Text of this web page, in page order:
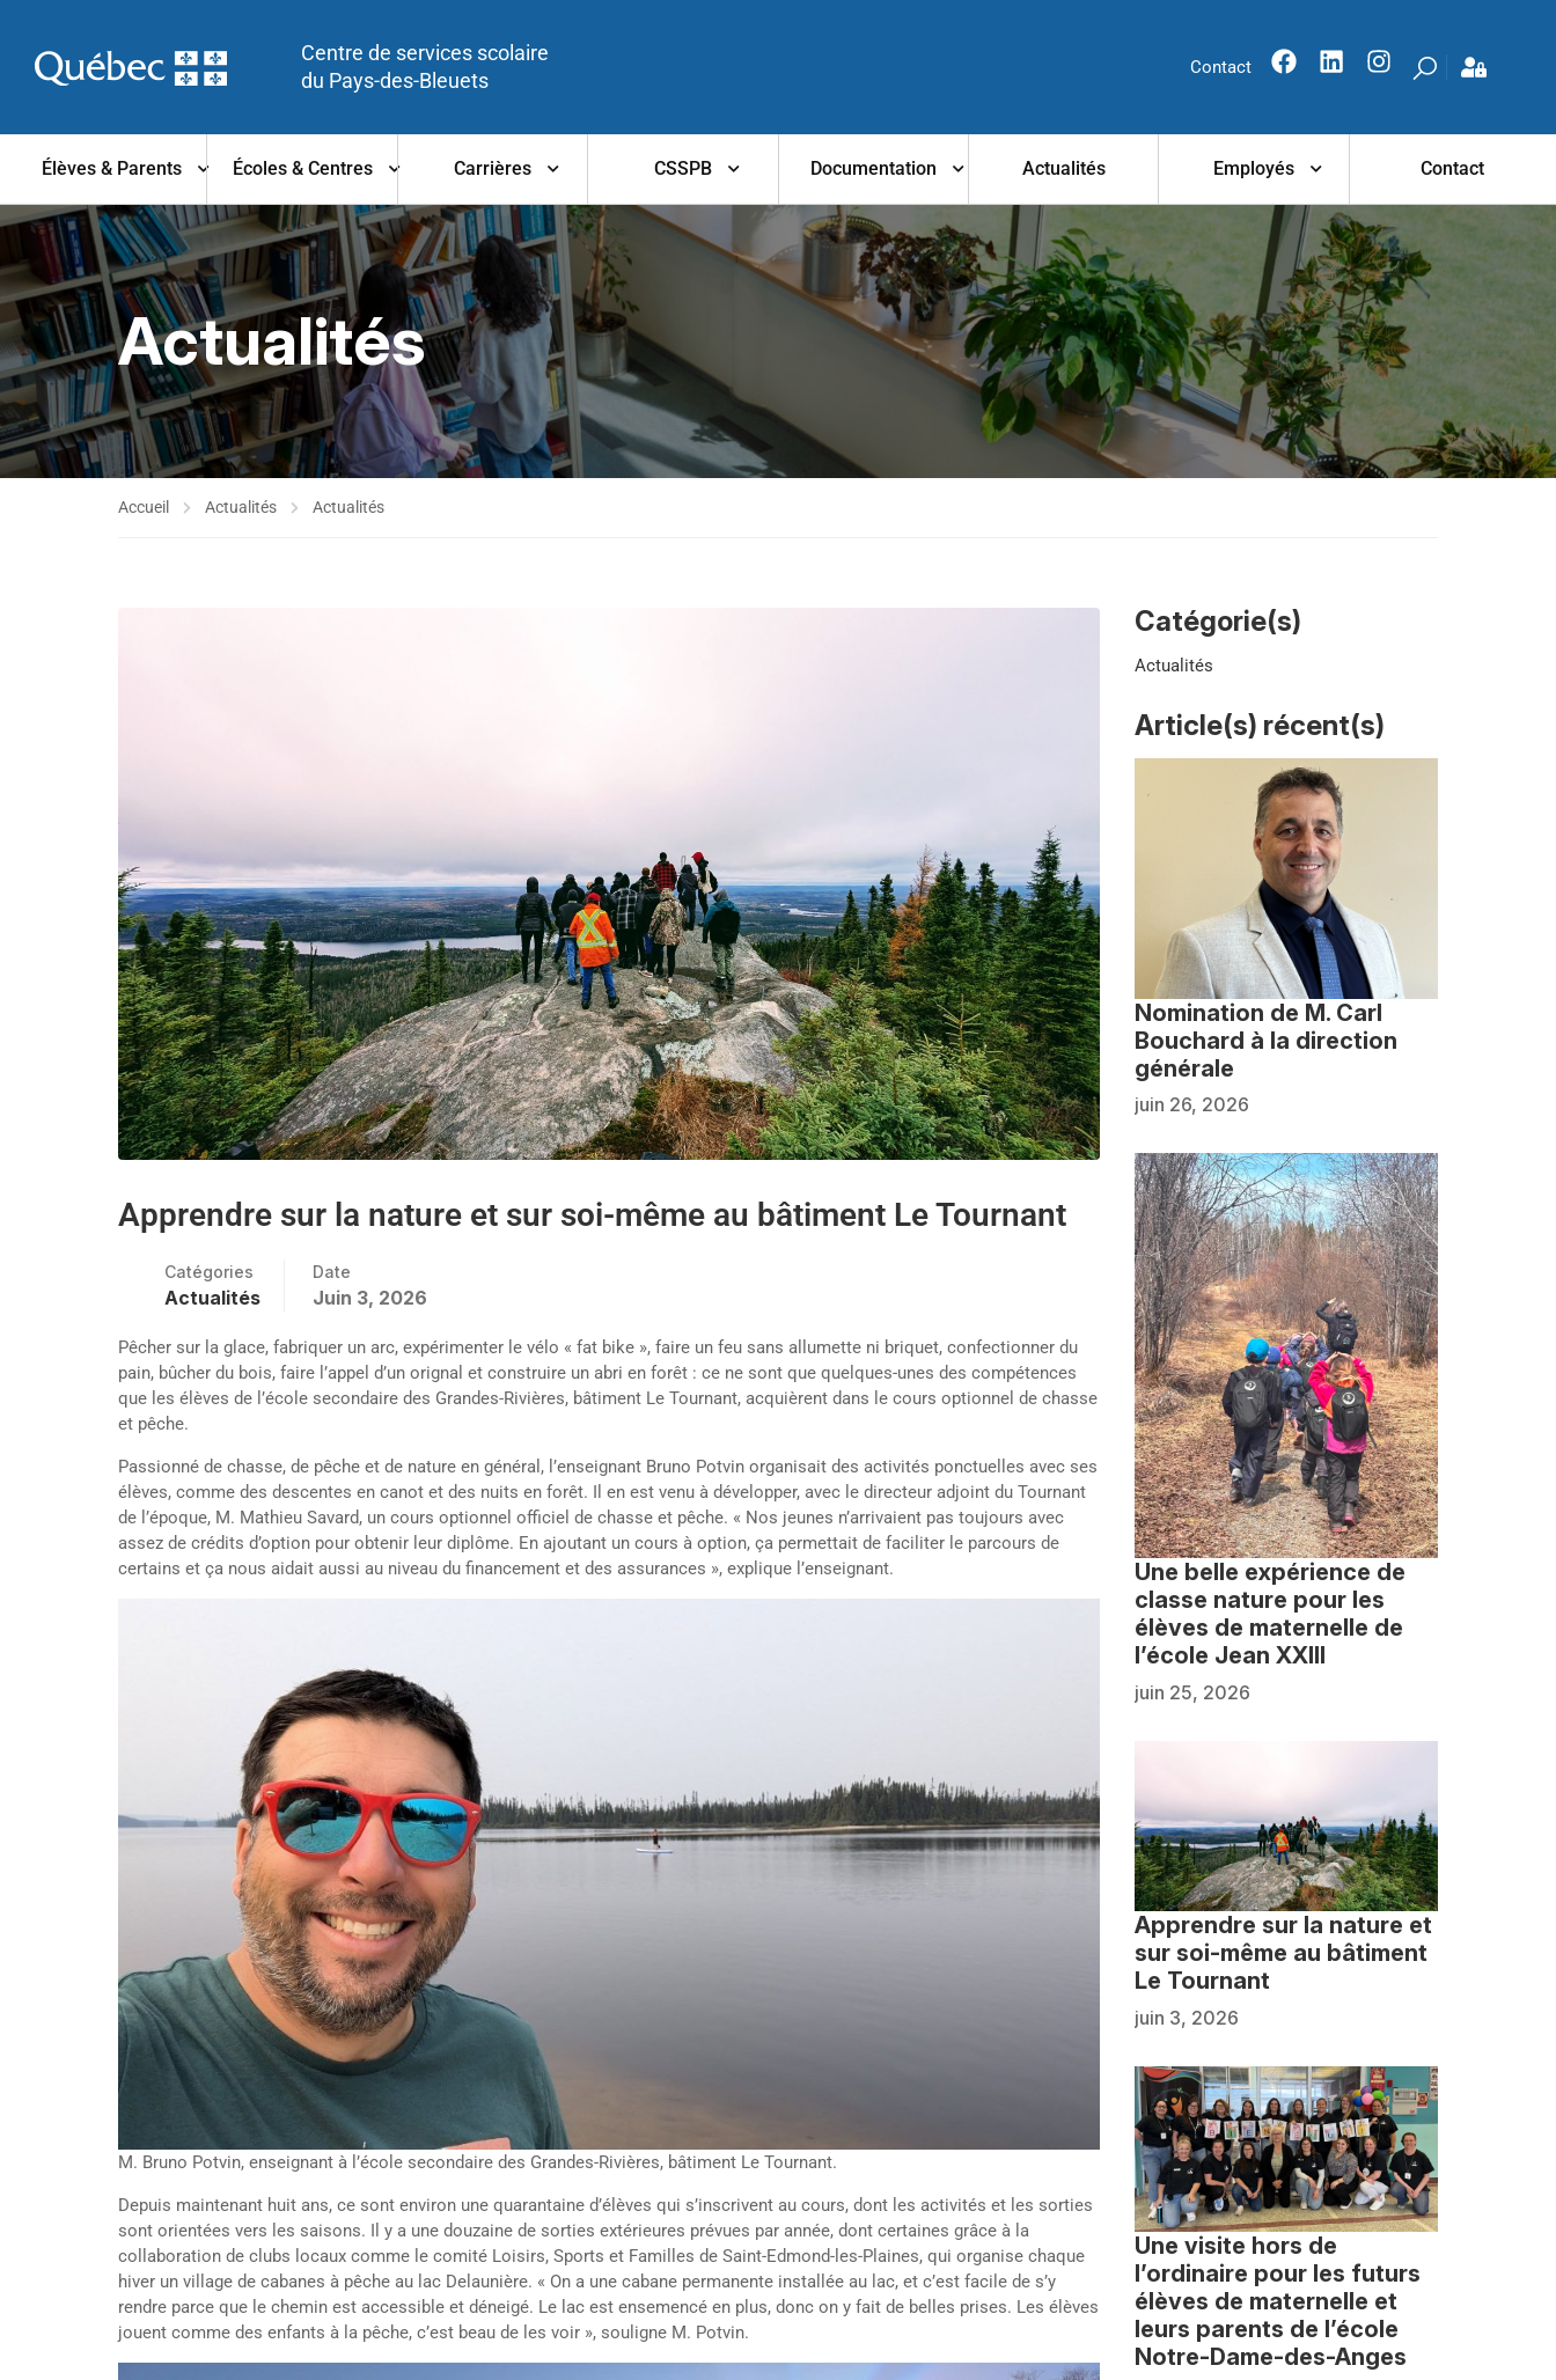
Centre de services scolaire
du Pays-des-Bleuets
Contact
Élèves & Parents Écoles & Centres Carrières CSSPB Documentation Actualités Employés Contact
Actualités
Accueil Actualités Actualités
Apprendre sur la nature et sur soi-même au bâtiment Le Tournant
Catégories
Actualités
Date
Juin 3, 2026
Pêcher sur la glace, fabriquer un arc, expérimenter le vélo « fat bike », faire un feu sans allumette ni briquet, confectionner du
pain, bûcher du bois, faire l’appel d’un orignal et construire un abri en forêt : ce ne sont que quelques-unes des compétences
que les élèves de l’école secondaire des Grandes-Rivières, bâtiment Le Tournant, acquièrent dans le cours optionnel de chasse
et pêche.
Passionné de chasse, de pêche et de nature en général, l’enseignant Bruno Potvin organisait des activités ponctuelles avec ses
élèves, comme des descentes en canot et des nuits en forêt. Il en est venu à développer, avec le directeur adjoint du Tournant
de l’époque, M. Mathieu Savard, un cours optionnel officiel de chasse et pêche. « Nos jeunes n’arrivaient pas toujours avec
assez de crédits d’option pour obtenir leur diplôme. En ajoutant un cours à option, ça permettait de faciliter le parcours de
certains et ça nous aidait aussi au niveau du financement et des assurances », explique l’enseignant.
M. Bruno Potvin, enseignant à l’école secondaire des Grandes-Rivières, bâtiment Le Tournant.
Depuis maintenant huit ans, ce sont environ une quarantaine d’élèves qui s’inscrivent au cours, dont les activités et les sorties
sont orientées vers les saisons. Il y a une douzaine de sorties extérieures prévues par année, dont certaines grâce à la
collaboration de clubs locaux comme le comité Loisirs, Sports et Familles de Saint-Edmond-les-Plaines, qui organise chaque
hiver un village de cabanes à pêche au lac Delaunière. « On a une cabane permanente installée au lac, et c’est facile de s’y
rendre parce que le chemin est accessible et déneigé. Le lac est ensemencé en plus, donc on y fait de belles prises. Les élèves
jouent comme des enfants à la pêche, c’est beau de les voir », souligne M. Potvin.
Catégorie(s)
Actualités
Article(s) récent(s)
Nomination de M. Carl
Bouchard à la direction
générale
juin 26, 2026
Une belle expérience de
classe nature pour les
élèves de maternelle de
l’école Jean XXIII
juin 25, 2026
Apprendre sur la nature et
sur soi-même au bâtiment
Le Tournant
juin 3, 2026
Une visite hors de
l’ordinaire pour les futurs
élèves de maternelle et
leurs parents de l’école
Notre-Dame-des-Anges